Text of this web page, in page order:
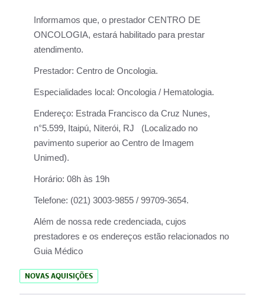
Informamos que, o prestador CENTRO DE
ONCOLOGIA, estará habilitado para prestar
atendimento.
Prestador: Centro de Oncologia.
Especialidades local: Oncologia / Hematologia.
Endereço: Estrada Francisco da Cruz Nunes,
n°5.599, Itaipú, Niterói, RJ (Localizado no
pavimento superior ao Centro de Imagem
Unimed).
Horário: 08h às 19h
Telefone: (021) 3003-9855 / 99709-3654.
Além de nossa rede credenciada, cujos
prestadores e os endereços estão relacionados no
Guia Médico
NOVAS AQUISIÇÕES